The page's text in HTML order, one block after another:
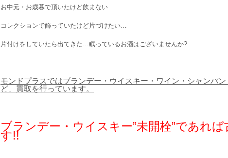
お中元・お歳暮で頂いたけど飲まない…
コレクションで飾っていたけど片づけたい…
片付けをしていたら出てきた…眠っているお酒はございませんか?
モンドプラスではブランデー・ウイスキー・ワイン・シャンパ
ど、買取を行っています。
ブランデー・ウイスキー”未開栓”であれ
す!!